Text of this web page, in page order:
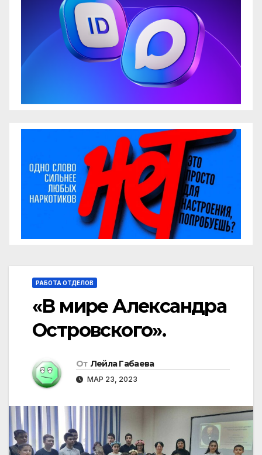
РАБОТА ОТДЕЛОВ
«В мире Александра
Островского».
От Лейла Габаева
МАР 23, 2023